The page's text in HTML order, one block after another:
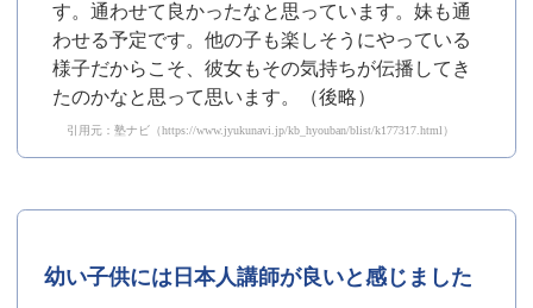
す。通わせて良かったなと思っています。妹も通
わせる予定です。他の子も楽しそうにやっている
様子だからこそ、彼女もその気持ちが伝播してき
たのかなと思って思います。（後略）
引用元：塾ナビ（https://www.jyukunavi.jp/kb_hyouban/blist/k177317.html）
幼い子供には日本人講師が良いと感じました